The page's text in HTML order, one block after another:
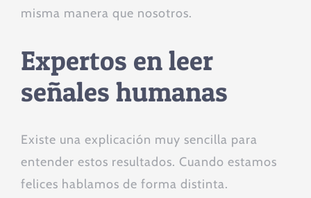
misma manera que nosotros.
Expertos en leer
señales humanas
Existe una explicación muy sencilla para
entender estos resultados. Cuando estamos
felices hablamos de forma distinta.